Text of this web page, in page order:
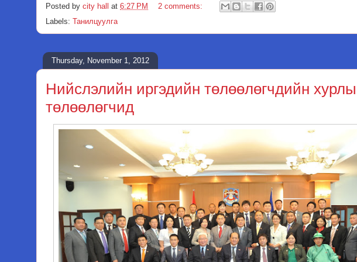
Posted by city hall at 6:27 PM
2 comments:
Labels: Танилцуулга
Thursday, November 1, 2012
Нийслэлийн иргэдийн төлөөлөгчдийн
төлөөлөгчид